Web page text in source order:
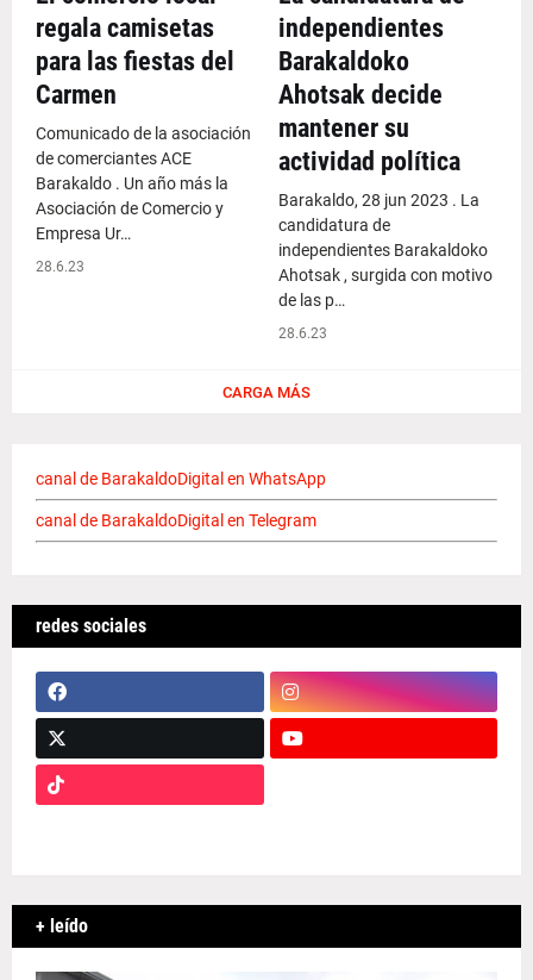
regala camisetas
para las fiestas del
Carmen
Comunicado de la asociación
de comerciantes ACE
Barakaldo . Un año más la
Asociación de Comercio y
Empresa Ur…
28.6.23
independientes
Barakaldoko
Ahotsak decide
mantener su
actividad política
Barakaldo, 28 jun 2023 . La
candidatura de
independientes Barakaldoko
Ahotsak , surgida con motivo
de las p…
28.6.23
CARGA MÁS
canal de BarakaldoDigital en WhatsApp
canal de BarakaldoDigital en Telegram
redes sociales
+ leído